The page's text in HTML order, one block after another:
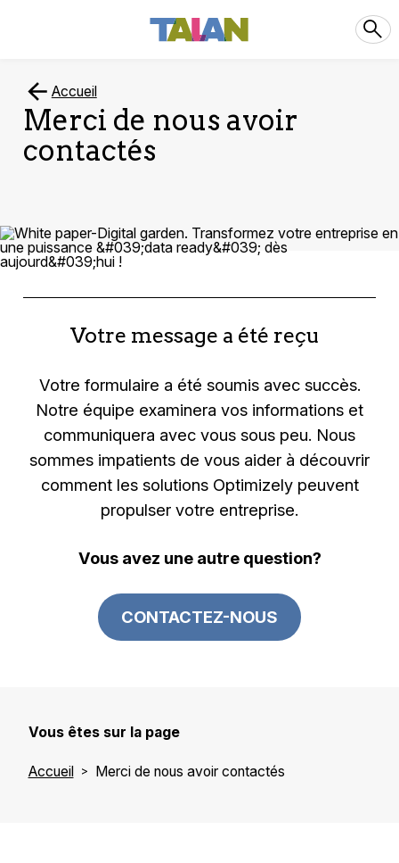
Accueil
Merci de nous avoir
contactés
Votre message a été reçu
Votre formulaire a été soumis avec succès.
Notre équipe examinera vos informations et
communiquera avec vous sous peu. Nous
sommes impatients de vous aider à découvrir
comment les solutions Optimizely peuvent
propulser votre entreprise.
Vous avez une autre question?
CONTACTEZ-NOUS
Vous êtes sur la page
Accueil Merci de nous avoir contactés